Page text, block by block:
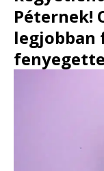
Péternek!
legjobban